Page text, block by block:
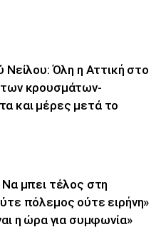
Νείλου: Όλη η Αττική στο
των κρουσμάτων-
και μέρες μετά το
Να μπει τέλος στη
πόλεμος ούτε ειρήνη»
η ώρα για συμφωνία»